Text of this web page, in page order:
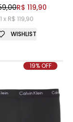
R$ 119,90
1 x R$ 119,90
WISHLIST
19% OFF